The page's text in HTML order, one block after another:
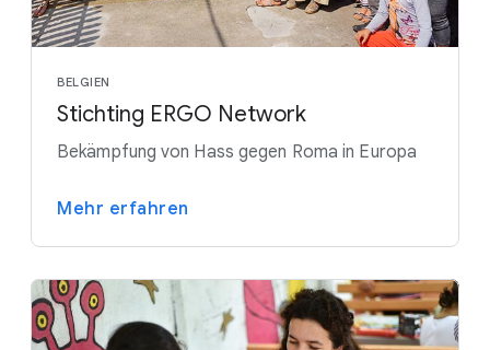
BELGIEN
Stichting ERGO Network
Bekämpfung von Hass gegen Roma in Europa
Mehr erfahren